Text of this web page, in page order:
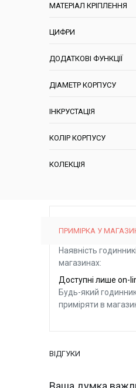
МАТЕРІАЛ КРІПЛЕННЯ
ЦИФРИ
ДОДАТКОВІ ФУНКЦІЇ
ДІАМЕТР КОРПУСУ
ІНКРУСТАЦІЯ
КОЛІР КОРПУСУ
КОЛЕКЦІЯ
ПРИМІРКА У
Наявність
магазинах:
Доступні лише on-
Будь-який
приміряти в
ВІДГУКИ